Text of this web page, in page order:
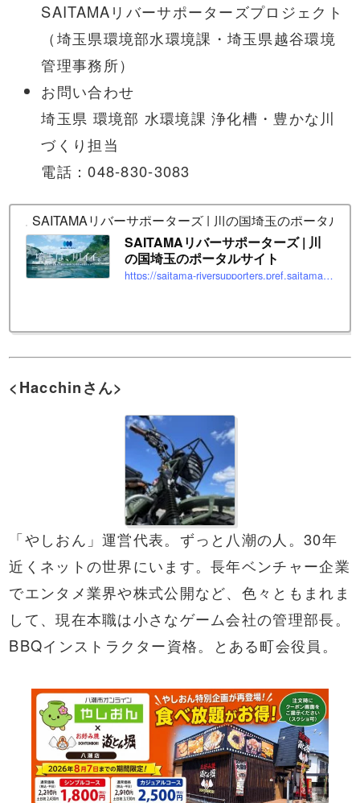
SAITAMAリバーサポーターズプロジェクト
（埼玉県環境部水環境課・埼玉県越谷環境
管理事務所）
お問い合わせ
埼玉県 環境部 水環境課 浄化槽・豊かな川
づくり担当
電話：048-830-3083
SAITAMAリバーサポーターズ | 川の国埼玉のポータルサ
SAITAMAリバーサポーターズ | 川
の国埼玉のポータルサイト
https://saitama-riversupporters.pref.saitama.lg.jp
<Hacchinさん>
「やしおん」運営代表。ずっと八潮の人。30年
近くネットの世界にいます。長年ベンチャー企業
でエンタメ業界や株式公開など、色々ともまれま
して、現在本職は小さなゲーム会社の管理部長。
BBQインストラクター資格。とある町会役員。